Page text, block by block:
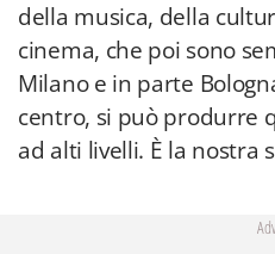
della musica, della
cinema, che poi sono
Milano e in parte
centro, si può produrre
ad alti livelli. È la nostra
Adv